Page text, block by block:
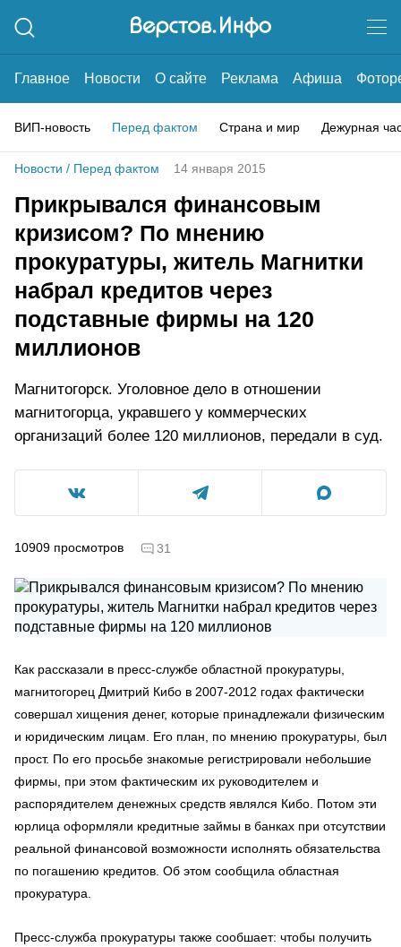
Главное Новости О сайте Реклама Афиша
ВИП-новость Перед фактом Страна и мир Дежурная
Новости / Перед фактом 14 января 2015
Прикрывался финансовым
кризисом? По мнению
прокуратуры, житель Магнитки
набрал кредитов через
подставные фирмы на 120
миллионов
Магнитогорск. Уголовное дело в отношении
магнитогорца, укравшего у коммерческих
организаций более 120 миллионов, передали в суд.
10909 просмотров 31
Как рассказали в пресс-службе областной прокуратуры,
магнитогорец Дмитрий Кибо в 2007-2012 годах фактически
совершал хищения денег, которые принадлежали физическим
и юридическим лицам. Его план, по мнению прокуратуры, был
прост. По его просьбе знакомые регистрировали небольшие
фирмы, при этом фактическим их руководителем и
распорядителем денежных средств являлся Кибо. Потом эти
юрлица оформляли кредитные займы в банках при отсутствии
реальной финансовой возможности исполнять обязательства
по погашению кредитов. Об этом сообщила областная
прокуратура.
Пресс-служба прокуратуры также сообшает: чтобы получить